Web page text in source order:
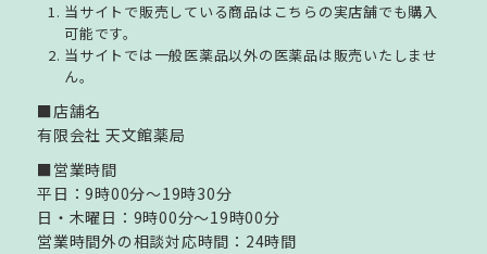
当サイトで販売している商品はこちらの実店舗でも購入
可能です。
当サイトでは一般医薬品以外の医薬品は販売いたしませ
ん。
■店舗名
有限会社 天文館薬局
■営業時間
平日：9時00分～19時30分
日・木曜日：9時00分～19時00分
営業時間外の相談対応時間：24時間